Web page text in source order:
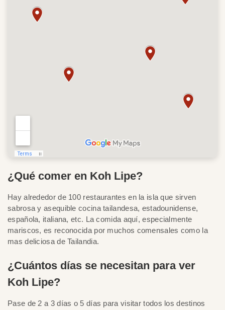
¿Qué comer en Koh Lipe?
Hay alrededor de 100 restaurantes en la isla que sirven
sabrosa y asequible cocina tailandesa, estadounidense,
española, italiana, etc. La comida aquí, especialmente
mariscos, es reconocida por muchos comensales como la
mas deliciosa de Tailandia.
¿Cuántos días se necesitan para ver
Koh Lipe?
Pase de 2 a 3 días o 5 días para visitar todos los destinos